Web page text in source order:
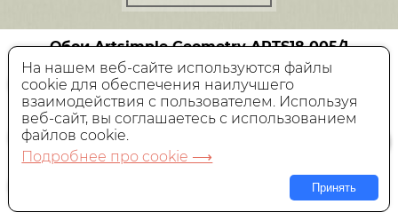
Обои Artsimple GeometryARTS18 005/1
Флизелиновые,Россия, 1x10,05 м
Цена:
4 950 руб.
В КОРЗИНУ
На нашем веб-сайте используются файлы
cookie для обеспечения наилучшего
взаимодействия с пользователем. Используя
веб-сайт, вы соглашаетесь с использованием
файлов cookie.
Подробнее про cookie ⟶
Принять